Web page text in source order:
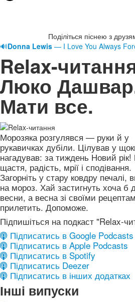
Поділіться піснею з
🔊Donna Lewis — I Love You Always
Relax-
Люко
Мати все.
Морозяка розгулявся — руки й у
рукавичках дубіли. Цілував у
нагадував: за тиждень Новий
щастя, радість, мрії і сподівання.
Загорніть у стару ковдру печалі,
на мороз. Хай застигнуть хоча б
весни, а весна зі своїми
прилетить. Допоможе.
Підпишіться на подкаст "Relax-
Підписатись в Google Podcasts
Підписатись в Apple Podcasts
Підписатись в Spotify
Підписатись Deezer
Підписатись в інших додатках
Інші випуски